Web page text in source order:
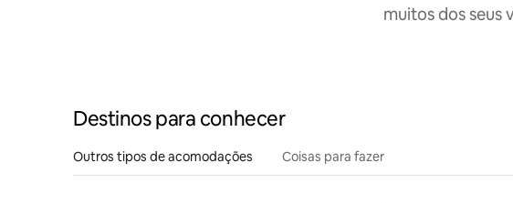
muitos dos seus
Destinos para conhecer
Outros tipos de acomodações Coisas para fazer